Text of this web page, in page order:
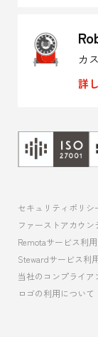
カ
詳
セキュリティポリシ
ファーストアカウ
Remotaサービス利
Stewardサービス利
当社のコンプライア
ロゴの利用について